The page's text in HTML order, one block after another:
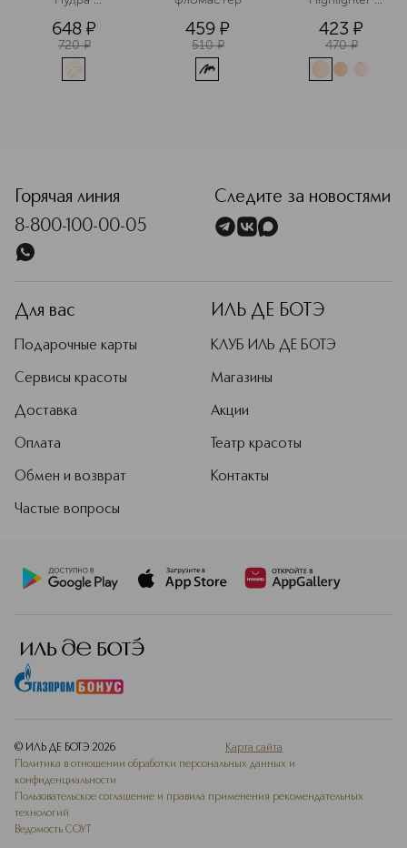
для лица
648 ¤
720 ¤
459 ¤
510 ¤
лица
запеченный
423 ¤
470 ¤
Горячая линия
8-800-100-00-05
Следите за новостями
Для вас
Подарочные карты
Сервисы красоты
Доставка
Оплата
Обмен и возврат
Частые вопросы
ИЛЬ ДЕ БОТЭ
КЛУБ ИЛЬ ДЕ БОТЭ
Магазины
Акции
Театр красоты
Контакты
© ИЛЬ ДЕ БОТЭ 2026
Карта сайта
Политика в отношении обработки персональных данных и
конфиденциальности
Пользовательское соглашение и правила применения рекомендательных
технологий
Ведомость СОУТ